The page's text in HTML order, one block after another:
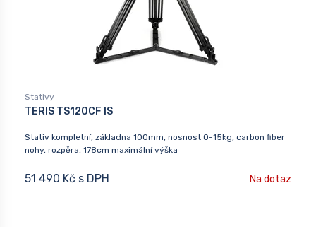
Stativy
TERIS TS120CF IS
Stativ kompletní, základna 100mm, nosnost 0-15kg, carbon fiber
nohy, rozpěra, 178cm maximální výška
51 490 Kč s DPH Na dotaz